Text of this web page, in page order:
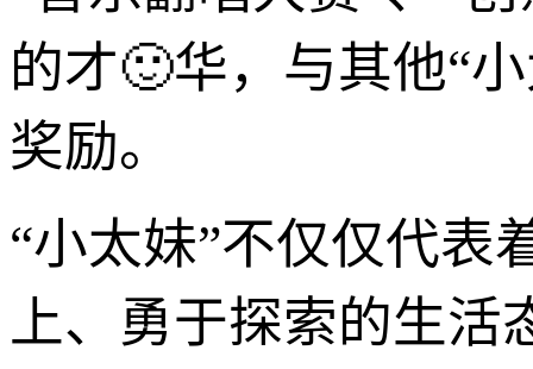
的才🙂华，与其他“
奖励。
“小太妹”不仅仅代表
上、勇于探索的生活